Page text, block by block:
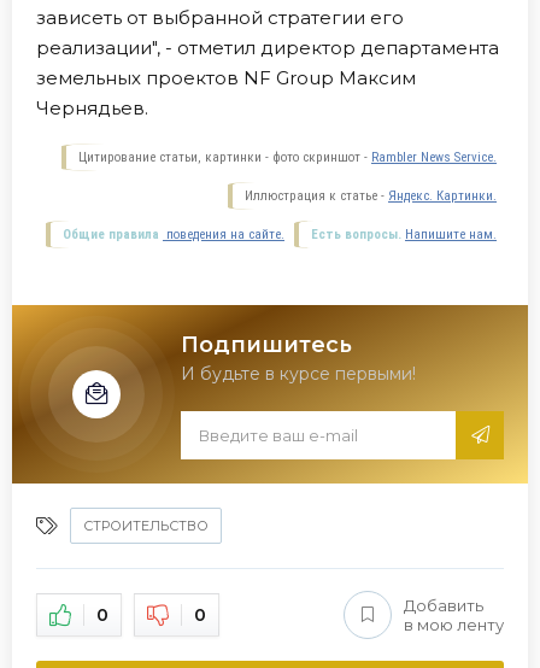
зависеть от выбранной стратегии его
реализации", - отметил директор департамента
земельных проектов NF Group Максим
Чернядьев.
Цитирование статьи, картинки - фото скриншот - Rambler News Service.
Иллюстрация к статье - Яндекс. Картинки.
Есть вопросы. Напишите нам.
Общие правила поведения на сайте.
Подпишитесь
И будьте в курсе первыми!
СТРОИТЕЛЬСТВО
0 0
Добавить
в мою ленту